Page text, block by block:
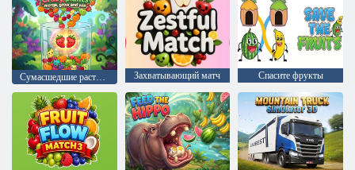
Захватывающий матч Спасите фрукты